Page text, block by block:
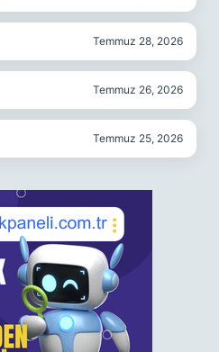
Temmuz 28, 2026
Temmuz 26, 2026
Temmuz 25, 2026